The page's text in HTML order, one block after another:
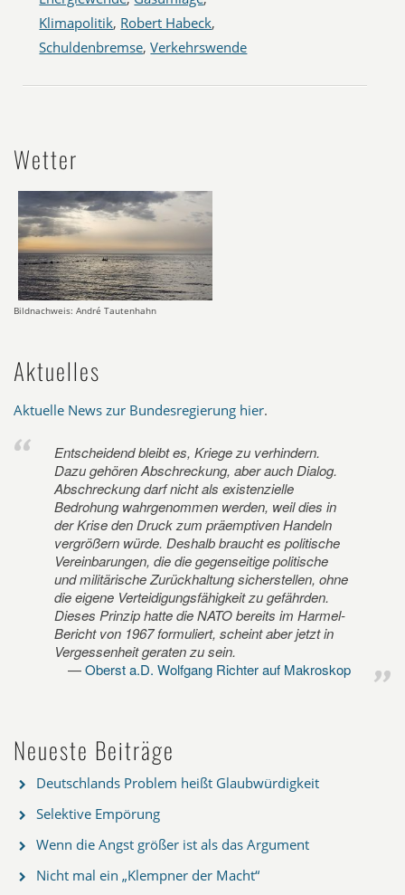
Klimapolitik, Robert Habeck,
Schuldenbremse,Verkehrswende
Wetter
Bildnachweis: André Tautenhahn
Aktuelles
Aktuelle News zur Bundesregierung hier.
Entscheidend bleibt es, Kriege zu verhindern.
Dazu gehören Abschreckung, aber auch Dialog.
Abschreckung darf nicht als existenzielle
Bedrohung wahrgenommen werden, weil dies in
der Krise den Druck zum präemptiven Handeln
vergrößern würde. Deshalb braucht es politische
Vereinbarungen, die die gegenseitige politische
und militärische Zurückhaltung sicherstellen, ohne
die eigene Verteidigungsfähigkeit zu gefährden.
Dieses Prinzip hatte die NATO bereits im Harmel-
Bericht von 1967 formuliert, scheint aber jetzt in
Vergessenheit geraten zu sein.
Oberst a.D. Wolfgang Richter auf Makroskop
Neueste Beiträge
Deutschlands Problem heißt Glaubwürdigkeit
Selektive Empörung
Wenn die Angst größer ist als das Argument
Nicht mal ein „Klempner der Macht“